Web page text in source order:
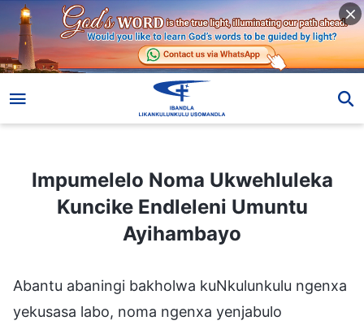
Impumelelo Noma Ukwehluleka
Kuncike Endleleni Umuntu
Ayihambayo
Abantu abaningi bakholwa kuNkulunkulu ngenxa
yekusasa labo, noma ngenxa yenjabulo